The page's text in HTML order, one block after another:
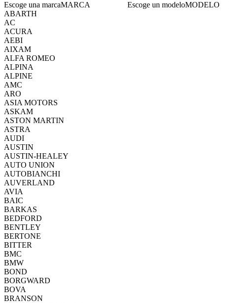
Escoge una marcaMARCA
ABARTH
AC
ACURA
AEBI
AIXAM
ALFA ROMEO
ALPINA
ALPINE
AMC
ARO
ASIA MOTORS
ASKAM
ASTON MARTIN
ASTRA
AUDI
AUSTIN
AUSTIN-HEALEY
AUTO UNION
AUTOBIANCHI
AUVERLAND
AVIA
BAIC
BARKAS
BEDFORD
BENTLEY
BERTONE
BITTER
BMC
BMW
BOND
BORGWARD
BOVA
BRANSON
Escoge un modeloMODELO